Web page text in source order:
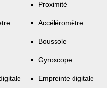
Proximité
Accéléromètre
Boussole
Gyroscope
Empreinte digitale